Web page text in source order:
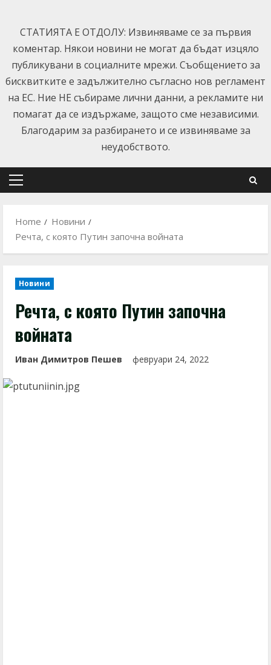
content
СТАТИЯТА Е ОТДОЛУ: Извиняваме се за първия
коментар. Някои новини не могат да бъдат изцяло
публикувани в социалните мрежи. Съобщението за
бисквитките е задължително съгласно нов регламент
на ЕС. Ние НЕ събираме лични данни, а рекламите ни
помагат да се издържаме, защото сме независими.
Благодарим за разбирането и се извиняваме за
неудобството.
Primary
Home
Новини
Речта, с която Путин започна войната
Новини
Речта, с която Путин започна
войната
Иван Димитров Пешев февруари 24, 2022